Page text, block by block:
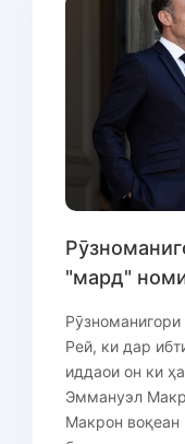
"мард"
Рей, ки дар
иддаои он ки
Эммануэл
Макрон